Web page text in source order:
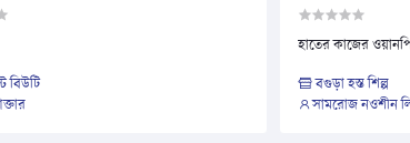
বিউটি
বগুড়া হস্ত শিল্প
সামরোজ নওশীন